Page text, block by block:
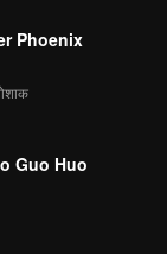
Phoenix
Guo Huo